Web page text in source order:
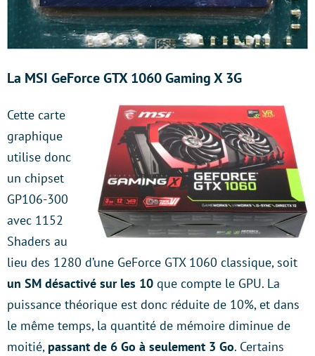
La MSI GeForce GTX 1060 Gaming X 3G
Cette carte
graphique
utilise donc
un chipset
GP106-300
avec 1152
Shaders au
lieu des 1280 d’une GeForce GTX 1060 classique, soit
un SM désactivé sur les 10 que compte le GPU. La
puissance théorique est donc réduite de 10%, et dans
le même temps, la quantité de mémoire diminue de
moitié, passant de 6 Go à seulement 3 Go. Certains